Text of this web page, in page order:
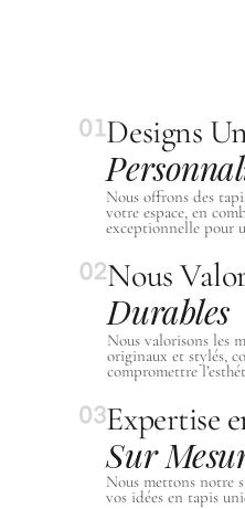
Designs
Nous offrons des
votre espace, en
exceptionnelle pour
Nous
Durables
Nous valorisons les
originaux et stylés,
compromettre
Expertise
Sur
Nous mettons notre
vos idées en tapis